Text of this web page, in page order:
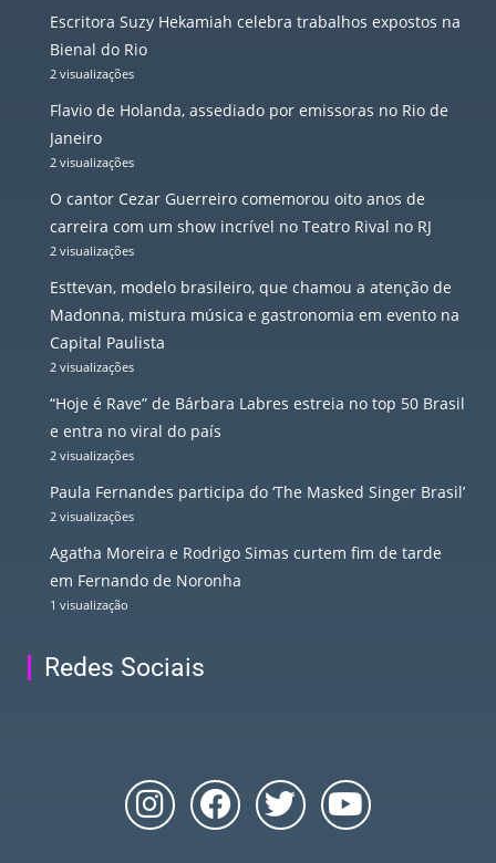
Escritora Suzy Hekamiah celebra trabalhos expostos na
Bienal do Rio
2 visualizações
Flavio de Holanda, assediado por emissoras no Rio de
Janeiro
2 visualizações
O cantor Cezar Guerreiro comemorou oito anos de
carreira com um show incrível no Teatro Rival no RJ
2 visualizações
Esttevan, modelo brasileiro, que chamou a atenção de
Madonna, mistura música e gastronomia em evento na
Capital Paulista
2 visualizações
“Hoje é Rave” de Bárbara Labres estreia no top 50 Brasil
e entra no viral do país
2 visualizações
Paula Fernandes participa do ‘The Masked Singer Brasil’
2 visualizações
Agatha Moreira e Rodrigo Simas curtem fim de tarde
em Fernando de Noronha
1 visualização
Redes Sociais